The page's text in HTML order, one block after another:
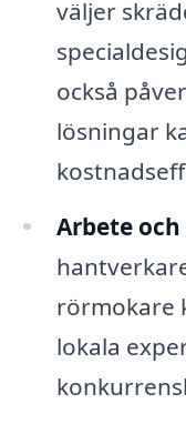
väljer
också
lösningar
Arbete
rörmokare
lokala